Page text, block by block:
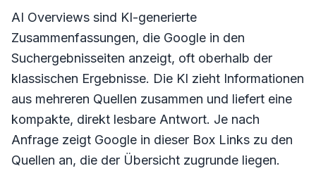
AI Overviews sind KI-generierte
Zusammenfassungen, die Google in den
Suchergebnisseiten anzeigt, oft oberhalb der
klassischen Ergebnisse. Die KI zieht Informationen
aus mehreren Quellen zusammen und liefert eine
kompakte, direkt lesbare Antwort. Je nach
Anfrage zeigt Google in dieser Box Links zu den
Quellen an, die der Übersicht zugrunde liegen.